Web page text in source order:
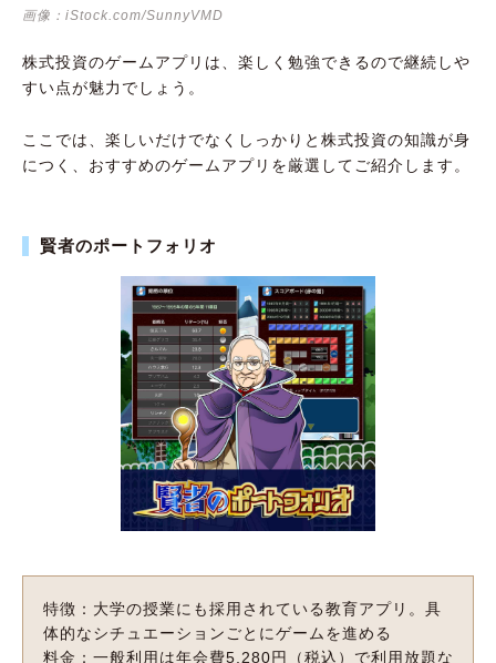
画像：iStock.com/SunnyVMD
株式投資のゲームアプリは、楽しく勉強できるので継続しや
すい点が魅力でしょう。
ここでは、楽しいだけでなくしっかりと株式投資の知識が身
につく、おすすめのゲームアプリを厳選してご紹介します。
賢者のポートフォリオ
特徴：大学の授業にも採用されている教育アプリ。具
体的なシチュエーションごとにゲームを進める
料金：一般利用は年会費5,280円（税込）で利用放題な